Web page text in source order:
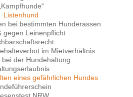
„Kampfhunde“
Listenhund
bei bestimmten Hunderassen
gegen Leinenpflicht
im Mietverhältnis
bei der Hundehaltung
eines gefährlichen Hundes